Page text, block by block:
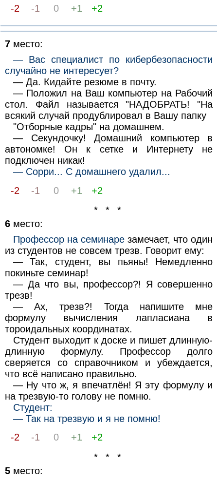
-2 -1 0 +1 +2
7место:
— Вас специалист по кибербезопасности
случайно не интересует?
— Да. Кидайте резюме в почту.
— Положил на Ваш компьютер на Рабочий
стол. Файл называется "НАДОБРАТЬ! "На
всякий случай продублировал в Вашу папку
"Отборные кадры" на домашнем.
— Секундочку! Домашний компьютер в
автономке! Он к сетке и Интернету не
подключен никак!
— Сорри... С домашнего удалил...
-2
-1 0 +1
+2
* * *
6место:
Профессор на семинаре замечает, что один
из студентов не совсем трезв. Говорит ему:
— Так, студент, вы пьяны! Немедленно
покиньте семинар!
— Да что вы, профессор?! Я совершенно
трезв!
— Ах, трезв?! Тогда напишите мне
формулу вычисления лапласиана в
тороидальных координатах.
Студент выходит к доске и пишет длинную-
длинную формулу. Профессор долго
сверяется со справочником и убеждается,
что всё написано правильно.
— Ну что ж, я впечатлён! Я эту формулу и
на трезвую-то голову не помню.
Студент:
— Так на трезвую и я не помню!
-2
-1 0 +1
+2
* * *
5место: